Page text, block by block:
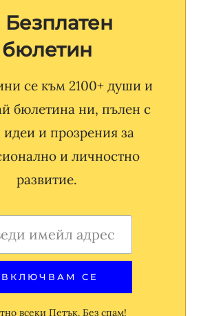
Безплатен
бюлетин
се към 2100+ души и
бюлетина ни, пълен с
и прозрения за
и личностно
развитие.
всеки Петък. Без спам!